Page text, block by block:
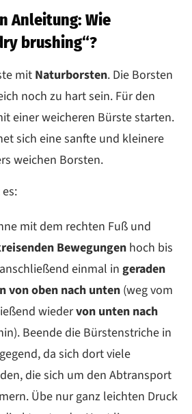
Anleitung: Wie
brushing“?
mit Naturborsten. Die Borsten
noch zu hart sein. Für den
einer weicheren Bürste starten.
sich eine sanfte und kleinere
weichen Borsten.
mit dem rechten Fuß und
Bewegungen hoch bis
einmal in geraden
von oben nach unten (weg vom
wiedervon unten nach
Beende die Bürstenstriche in
da sich dort viele
die sich um den Abtransport
Übe nur ganz leichten Druck